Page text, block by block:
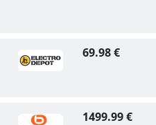
69.98 €
1499.99 €